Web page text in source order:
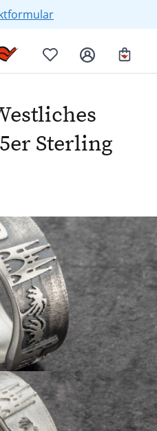
Sterling